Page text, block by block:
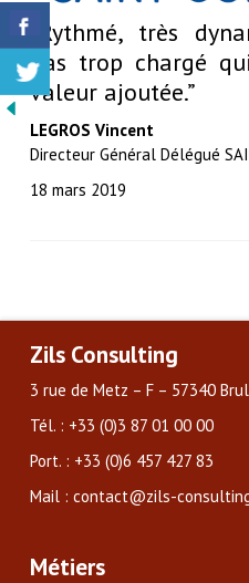
“Rythmé, très
pas trop chargé
valeur ajoutée.”
LEGROS Vincent
Directeur Général Délégué
18 mars 2019
Zils Consulting
3 rue de Metz – F – 57340
Tél. : +33 (0)3 87 01 00 00
Port. : +33 (0)6 457 427 83
Mail : contact@zils-
Métiers